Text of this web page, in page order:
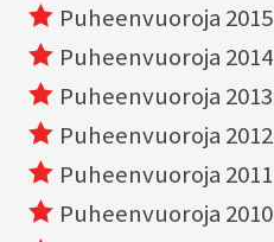
Puheenvuoroja 2015
Puheenvuoroja 2014
Puheenvuoroja 2013
Puheenvuoroja 2012
Puheenvuoroja 2011
Puheenvuoroja 2010